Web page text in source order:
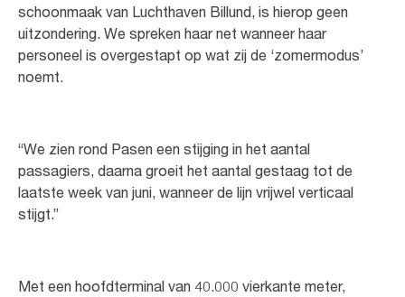
schoonmaak van Luchthaven Billund, is hierop geen
uitzondering. We spreken haar net wanneer haar
personeel is overgestapt op wat zij de ‘zomermodus’
noemt.
“We zien rond Pasen een stijging in het aantal
passagiers, daarna groeit het aantal gestaag tot de
laatste week van juni, wanneer de lijn vrijwel verticaal
stijgt.”
Met een hoofdterminal van 40.000 vierkante meter,